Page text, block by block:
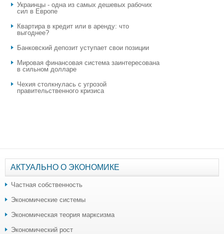
Украинцы - одна из самых дешевых рабочих
сил в Европе
Квартира в кредит или в аренду: что
выгоднее?
​Банковский депозит уступает свои позиции
Мировая финансовая система заинтересована
в сильном долларе
Чехия столкнулась с угрозой
правительственного кризиса
АКТУАЛЬНО О ЭКОНОМИКЕ
Частная собственность
Экономические системы
Экономическая теория марксизма
Экономический рост